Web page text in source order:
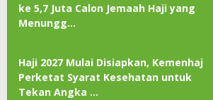
ke 5,7 Juta Calon Jemaah Haji yang
Menungg…
Haji 2027 Mulai Disiapkan, Kemenhaj
Perketat Syarat Kesehatan untuk
Tekan Angka …